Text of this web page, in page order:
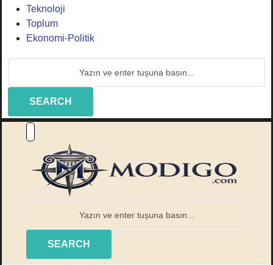
Teknoloji
Toplum
Ekonomi-Politik
SEARCH
SEARCH